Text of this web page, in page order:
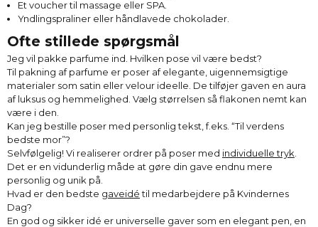
Et voucher til massage eller SPA.
Yndlingspraliner eller håndlavede chokolader.
Ofte stillede spørgsmål
Jeg vil pakke parfume ind. Hvilken pose vil være bedst?
Til pakning af parfume er poser af elegante, uigennemsigtige
materialer som satin eller velour ideelle. De tilføjer gaven en aura
af luksus og hemmelighed. Vælg størrelsen så flakonen nemt kan
være i den.
Kan jeg bestille poser med personlig tekst, f.eks. “Til verdens
bedste mor”?
Selvfølgelig! Vi realiserer ordrer på poser med individuelle tryk
Det er en vidunderlig måde at gøre din gave endnu mere
personlig og unik på.
Hvad er den bedste gaveidétil medarbejdere på Kvindernes
Dag?
En god og sikker idé er universelle gaver som en elegant pen, en